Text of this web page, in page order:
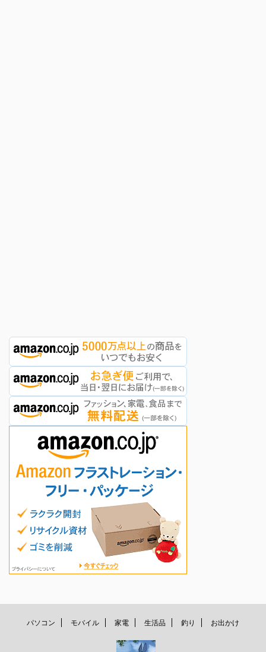
パソコン モバイル 家電 生活品 釣り お出かけ